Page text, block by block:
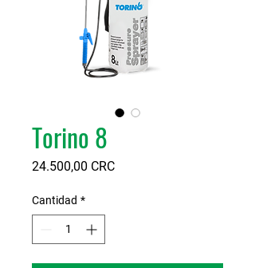
Torino 8
24.500,00 CRCPrecio
Cantidad *